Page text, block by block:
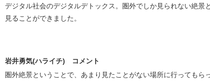
デジタル社会のデジタルデトックス。圏外でしか見られない絶
見ることができました。
岩井勇気(ハライチ) コメント
圏外絶景ということで、あまり見たことがない場所に行っても